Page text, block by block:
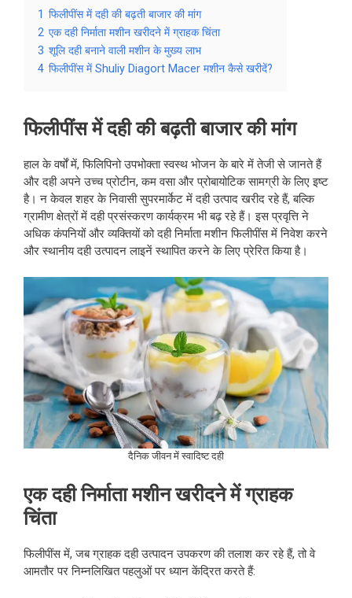
1 फिलीपींस में दही की बढ़ती बाजार की मांग
2 एक दही निर्माता मशीन खरीदने में ग्राहक चिंता
3 शूलि दही बनाने वाली मशीन के मुख्य लाभ
4 फिलीपींस में Shuliy Diagort Macer मशीन कैसे खरीदें?
फिलीपींस में दही की बढ़ती बाजार की मांग
हाल के वर्षों में, फिलिपिनो उपभोक्ता स्वस्थ भोजन के बारे में तेजी से जानते हैं
और दही अपने उच्च प्रोटीन, कम वसा और प्रोबायोटिक सामग्री के लिए इष्ट
है। न केवल शहर के निवासी सुपरमार्केट में दही उत्पाद खरीद रहे हैं, बल्कि
ग्रामीण क्षेत्रों में दही प्रसंस्करण कार्यक्रम भी बढ़ रहे हैं। इस प्रवृत्ति ने
अधिक कंपनियों और व्यक्तियों को दही निर्माता मशीन फिलीपींस में निवेश करने
और स्थानीय दही उत्पादन लाइनें स्थापित करने के लिए प्रेरित किया है।
दैनिक जीवन में स्वादिष्ट दही
एक दही निर्माता मशीन खरीदने में ग्राहक
चिंता
फिलीपींस में, जब ग्राहक दही उत्पादन उपकरण की तलाश कर रहे हैं, तो वे
आमतौर पर निम्नलिखित पहलुओं पर ध्यान केंद्रित करते हैं: